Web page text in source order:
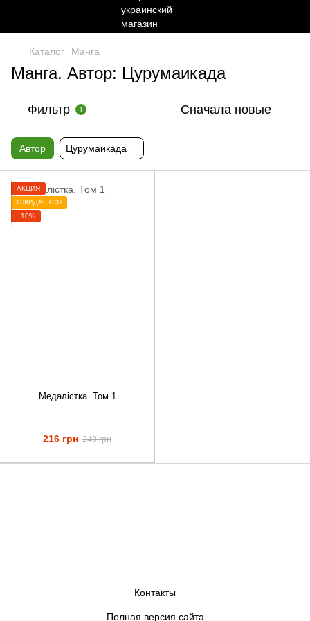
Каталог Манга
Манга. Автор: Цурумаикада
Фильтр 1 Сначала новые
Автор Цурумаикада
АКЦИЯ
ОЖИДАЕТСЯ
−10%
Медалістка. Том 1
216 грн 240 грн
Контакты
Полная версия сайта